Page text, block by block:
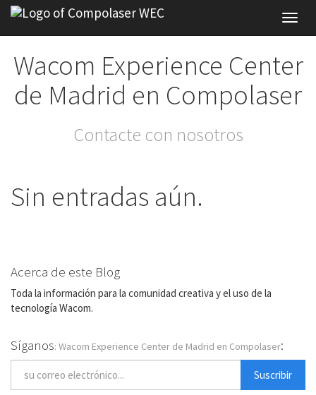
Wacom Experience Center
de Madrid en Compolaser
Contacte con nosotros
Sin entradas aún.
Acerca de este Blog
Toda la información para la comunidad creativa y el uso de la
tecnología Wacom.
Síganos: Wacom Experience Center de Madrid en Compolaser:
Suscribir